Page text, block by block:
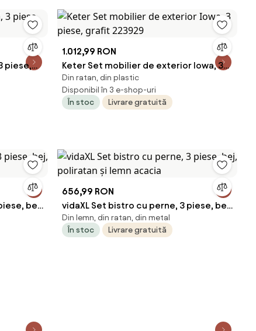
piese,
1.012,99 RON
Keter Set mobilier de exterior Iowa, 3
piese, grafit 223929
Din ratan, din plastic
Disponibil în 3 e-shop-uri
În stoc
Livrare gratuită
bej,
656,99 RON
vidaXL Set bistro cu perne, 3 piese, bej,
poliratan și lemn acacia
Din lemn, din ratan, din metal
În stoc
Livrare gratuită